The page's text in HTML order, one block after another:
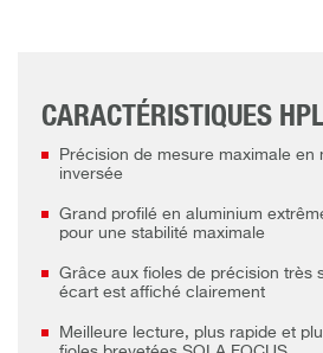
CARACTÉRISTIQUES
Précision de mesure maximale en
inversée
Grand profilé en aluminium
pour une stabilité maximale
Grâce aux fioles de précision très
écart est affiché clairement
Meilleure lecture, plus rapide et